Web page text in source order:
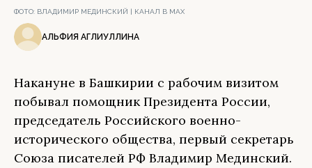
ФОТО: ВЛАДИМИР МЕДИНСКИЙ | КАНАЛ В МАХ
АЛЬФИЯ АГЛИУЛЛИНА
Накануне в Башкирии с рабочим визитом
побывал помощник Президента России,
председатель Российского военно-
исторического общества, первый секретарь
Союза писателей РФ Владимир Мединский.